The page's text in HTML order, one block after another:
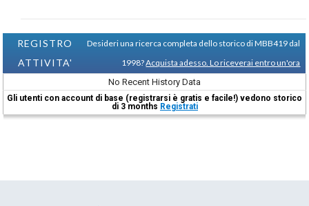
REGISTRO
ATTIVITA'
Desideri una ricerca completa dello storico di MBB419 dal
1998?Acquista adesso. Lo riceverai entro un'ora
No Recent History Data
Gli utenti con account di base (registrarsi è gratis e facile!) vedono storico
di 3 months Registrati